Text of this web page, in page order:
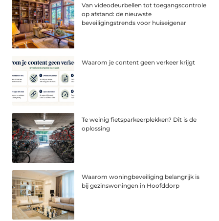
Van videodeurbellen tot toegangscontrole
op afstand: de nieuwste
beveiligingstrends voor huiseigenar
Waarom je content geen verkeer krijgt
Te weinig fietsparkeerplekken? Dit is de
oplossing
Waarom woningbeveiliging belangrijk is
bij gezinswoningen in Hoofddorp